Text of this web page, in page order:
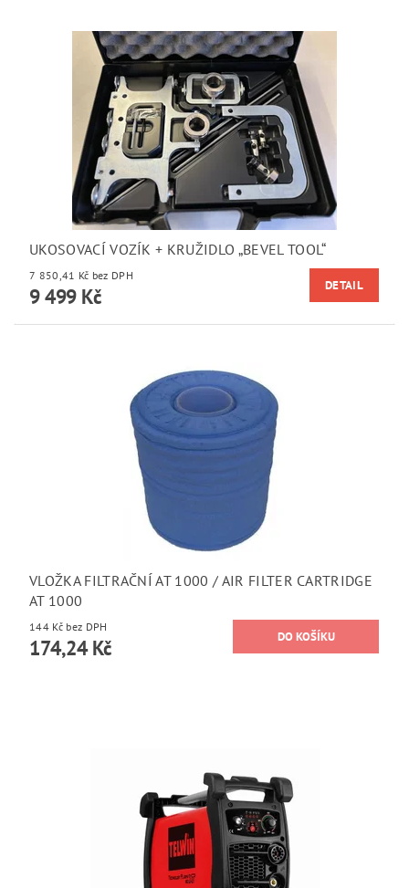
UKOSOVACÍ VOZÍK + KRUŽIDLO „BEVEL TOOL“
7 850,41 Kč bez DPH
9 499 Kč DETAIL
VLOŽKA FILTRAČNÍ AT 1000 / AIR FILTER CARTRIDGE
AT 1000
144 Kč bez DPH
174,24 Kč